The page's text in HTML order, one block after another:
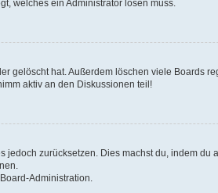
welches ein Administrator lösen muss.
gelöscht hat. Außerdem löschen viele Boards
aktiv an den Diskussionen teil!
zurücksetzen. Dies machst du, indem du
Administration.